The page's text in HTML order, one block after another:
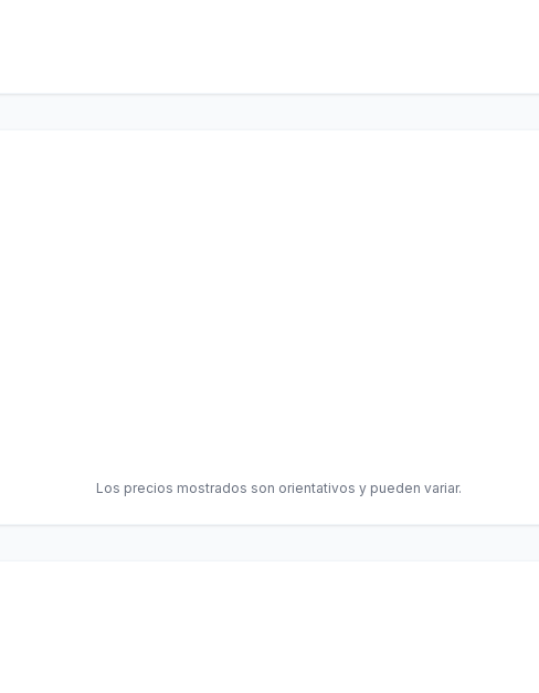
Los precios mostrados son orientativos y pueden variar.